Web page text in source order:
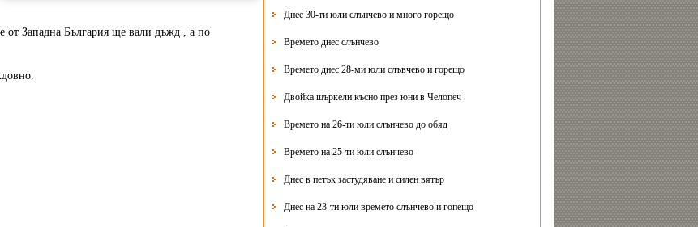
Западна България ще вали дъжд , а по
Днес 30-ти юли слънчево и много горещо
Времето днес слънчево
Времето днес 28-ми юли слъвчево и горещо
Двойка щъркели късно през юни в Челопеч
Времето на 26-ти юли слънчево до обяд
Времето на 25-ти юли слънчево
Днес в петък застудяване и силен вятър
Днес на 23-ти юли времето слънчево и гопещо